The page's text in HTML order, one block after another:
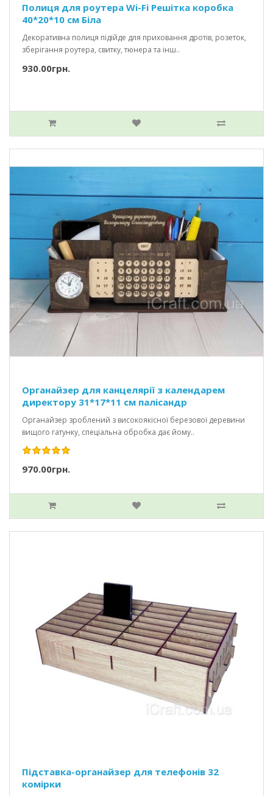
Полиця для роутера Wi-Fi Решітка коробка
40*20*10 см Біла
Декоративна полиця підійде для приховання дротів, розеток,
зберігання роутера, свитку, тюнера та інш..
930.00грн.
Органайзер для канцелярії з календарем
директору 31*17*11 см палісандр
Органайзер зроблений з високоякісної березової деревини
вищого гатунку, спеціальна обробка дає йому..
970.00грн.
Підставка-органайзер для телефонів 32
комірки